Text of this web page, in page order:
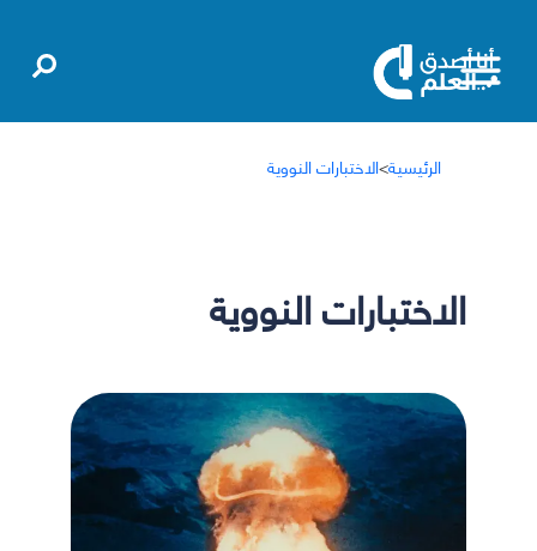
الرئيسية>الاختبارات النووية
الاختبارات النووية